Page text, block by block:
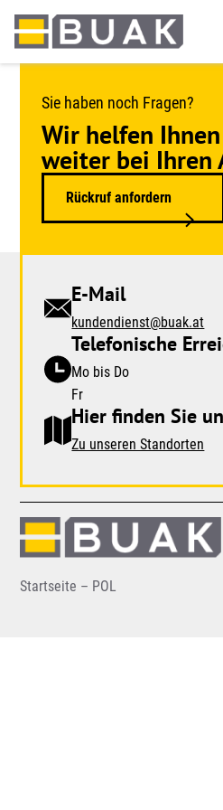
Springe
zum
Sie haben noch Fragen?
Wir helfen
weiter bei Ihren
Rückruf anfordern
E-Mail
kundendienst@buak.at
Telefonische
Mo bis Do
Fr
Hier finden Sie
Zu unseren Standorten
Startseite – POL